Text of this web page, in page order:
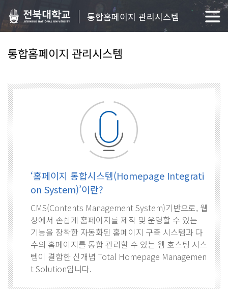
통합홈페이지 관리시스템
통합홈페이지 관리시스템
‘홈페이지 통합시스템(Homepage Integrati
on System)’이란?
CMS(Contents Management System)기반으로, 웹
상에서 손쉽게 홈페이지를 제작 및 운영할 수 있는
기능을 장착한 자동화된 홈페이지 구축 시스템과 다
수의 홈페이지를 통합 관리할 수 있는 웹 호스팅 시스
템이 결합한 신개념 Total Homepage Managemen
t Solution입니다.